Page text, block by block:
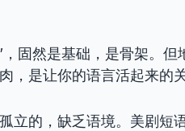
固然是基础，是骨架。但
，是让你的语言活起来的关
立的，缺乏语境。美剧短